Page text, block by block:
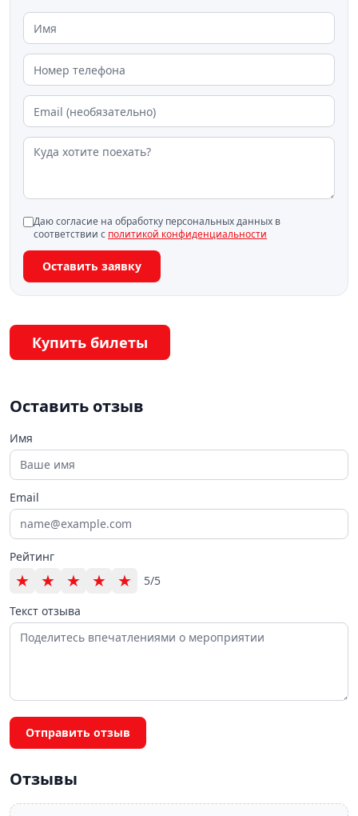
Даю согласие на обработку персональных данных в
соответствии с политикой конфиденциальности
Оставить заявку
Купить билеты
Оставить отзыв
Имя
Email
Рейтинг
★ ★ ★ ★ ★
5/5
Текст отзыва
Отправить отзыв
Отзывы